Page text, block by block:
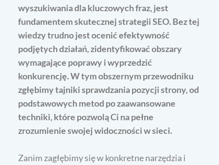
wyszukiwania dla kluczowych fraz, jest
fundamentem skutecznej strategii SEO. Bez tej
wiedzy trudno jest ocenić efektywność
podjętych działań, zidentyfikować obszary
wymagające poprawy i wyprzedzić
konkurencję. W tym obszernym przewodniku
zgłębimy tajniki sprawdzania pozycji strony, od
podstawowych metod po zaawansowane
techniki, które pozwolą Ci na pełne
zrozumienie swojej widoczności w sieci.
Zanim zagłębimy się w konkretne narzędzia i